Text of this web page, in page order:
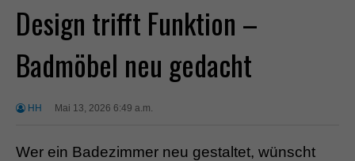
Design trifft Funktion –
Badmöbel neu gedacht
HH Mai 13, 2026 6:49 a.m.
Wer ein Badezimmer neu gestaltet, wünscht